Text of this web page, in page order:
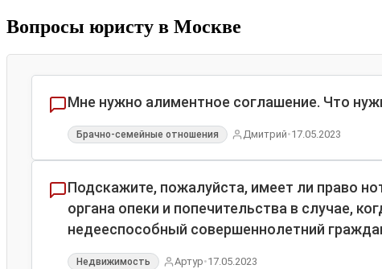
Вопросы юристу в Москве
Мне нужно алиментное соглашение. Что
Брачно-семейные отношения Дмитрий•17.05.2023
Подскажите, пожалуйста, имеет ли право
органа опеки и попечительства в случае,
недееспособный совершеннолетний
Недвижимость Артур•17.05.2023